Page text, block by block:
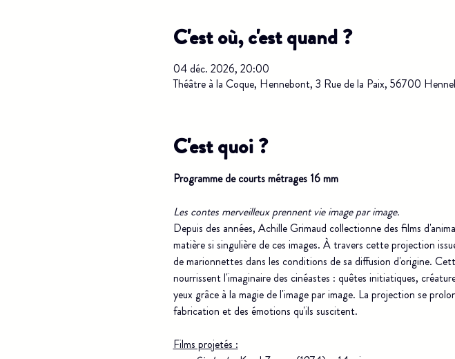
C'est où, c'est quand ?
04 déc. 2026, 20:00
Théâtre à la Coque, Hennebont, 3 Rue de la Paix, 56700
C'est quoi ?
Programme de courts métrages 16 mm
Les contes merveilleux prennent vie image par image.
Depuis des années, Achille Grimaud collectionne des films
matière si singulière de ces images. À travers cette projection
de marionnettes dans les conditions de sa diffusion d'origine.
nourrissent l'imaginaire des cinéastes : quêtes initiatiques,
yeux grâce à la magie de l'image par image. La projection se
fabrication et des émotions qu'ils suscitent.
Films projetés :